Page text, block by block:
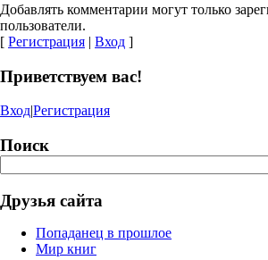
Добавлять комментарии могут только
пользователи.
[ Регистрация | Вход ]
Приветствуем вас!
Вход|Регистрация
Поиск
Друзья сайта
Попаданец в прошлое
Мир книг